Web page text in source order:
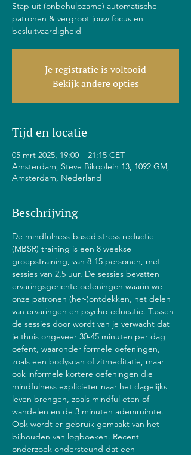
Stap uit (onbehulpzame) automatische
patronen & vergroot jouw focus en
besluitvaardigheid
Je registratie is voltooid
Bekijk andere opties
Tijd en locatie
05 mrt 2025, 19:00 – 21:15 CET
Amsterdam, Steve Bikoplein 13, 1092 GM,
Amsterdam, Nederland
Beschrijving
De mindfulness-based stress reductie
(MBSR) training is een 8 weekse
groepstraining, van 8-15 personen, met
sessies van 2,5 uur. De sessies bevatten
ervaringsgerichte oefeningen waarin we
onze patronen (her-)ontdekken, het delen
van ervaringen en psycho-educatie. Tussen
de sessies door wordt van je verwacht dat
je thuis ongeveer 30-45 minuten per dag
oefent, waaronder formele oefeningen,
zoals een bodyscan of zitmeditatie, maar
ook informele kortere oefeningen die
mindfulness explicieter naar het dagelijks
leven brengen, zoals mindful eten of
wandelen en de 3 minuten ademruimte.
Ook wordt er gebruik gemaakt van het
bijhouden van logboeken. Recent
onderzoek ondersteund dat een